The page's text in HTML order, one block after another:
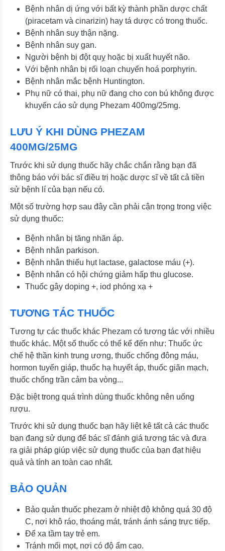
Bệnh nhân dị ứng với bất kỳ thành phần dược chất
(piracetam và cinarizin) hay tá dược có trong thuốc.
Bệnh nhân suy thận nặng.
Bệnh nhân suy gan.
Người bệnh bị đột quỵ hoặc bị xuất huyết não.
Với bệnh nhân bị rối loạn chuyển hoá porphyrin.
Bệnh nhân mắc bệnh Huntington.
Phụ nữ có thai, phụ nữ đang cho con bú không được
khuyến cáo sử dụng Phezam 400mg/25mg.
LƯU Ý KHI DÙNG PHEZAM
400MG/25MG
Trước khi sử dụng thuốc hãy chắc chắn rằng bạn đã
thông báo với bác sĩ điều trị hoặc dược sĩ về tất cả tiền
sử bệnh lí của bạn nếu có.
Một số trường hợp sau đây cần phải cận trọng trong việc
sử dụng thuốc:
Bệnh nhân bị tăng nhãn áp.
Bệnh nhân parkison.
Bệnh nhân thiếu hụt lactase, galactose máu (+).
Bệnh nhân có hội chứng giảm hấp thu glucose.
Thuốc gây doping +, iod phóng xạ +
TƯƠNG TÁC THUỐC
Tương tự các thuốc khác Phezam có tương tác với nhiều
thuốc khác. Một số thuốc có thể kể đến như: Thuốc ức
chế hệ thần kinh trung ương, thuốc chống đông máu,
hormon tuyến giáp, thuốc hạ huyết áp, thuốc giãn mạch,
thuốc chống trần cảm ba vòng...
Đặc biệt trong quá trình dùng thuốc không nên uống
rượu.
Trước khi sử dụng thuốc bạn hãy liệt kê tất cả các thuốc
bạn đang sử dụng để bác sĩ đánh giá tương tác và đưa
ra giải pháp giúp việc sử dụng thuốc của bạn đạt hiệu
quả và tính an toàn cao nhất.
BẢO QUẢN
Bảo quản thuốc phezam ở nhiệt độ không quá 30 độ
C, nơi khô ráo, thoáng mát, tránh ánh sáng trực tiếp.
Để xa tầm tay trẻ em.
Tránh mối mọt, nơi có độ ẩm cao.